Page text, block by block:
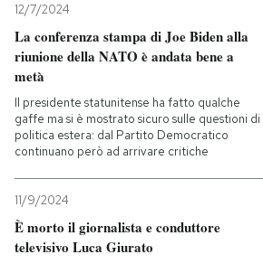
12/7/2024
La conferenza stampa di Joe Biden alla
riunione della NATO è andata bene a
metà
Il presidente statunitense ha fatto qualche
gaffe ma si è mostrato sicuro sulle questioni di
politica estera: dal Partito Democratico
continuano però ad arrivare critiche
11/9/2024
È morto il giornalista e conduttore
televisivo Luca Giurato